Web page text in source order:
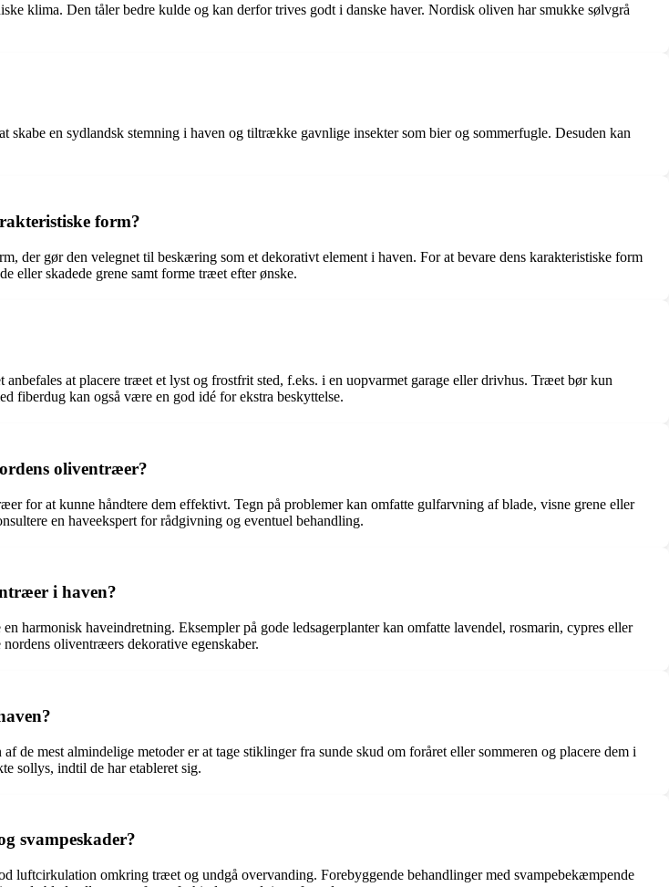
klima. Den tåler bedre kulde og kan derfor trives godt i danske haver. Nordisk oliven har smukke sølvgrå
en sydlandsk stemning i haven og tiltrække gavnlige insekter som bier og sommerfugle. Desuden kan
form?
der gør den velegnet til beskæring som et dekorativt element i haven. For at bevare dens karakteristiske form
eller skadede grene samt forme træet efter ønske.
at placere træet et lyst og frostfrit sted, f.eks. i en uopvarmet garage eller drivhus. Træet bør kun
fiberdug kan også være en god idé for ekstra beskyttelse.
oliventræer?
for at kunne håndtere dem effektivt. Tegn på problemer kan omfatte gulfarvning af blade, visne grene eller
en haveekspert for rådgivning og eventuel behandling.
i haven?
harmonisk haveindretning. Eksempler på gode ledsagerplanter kan omfatte lavendel, rosmarin, cypres eller
oliventræers dekorative egenskaber.
mest almindelige metoder er at tage stiklinger fra sunde skud om foråret eller sommeren og placere dem i
sollys, indtil de har etableret sig.
svampeskader?
luftcirkulation omkring træet og undgå overvanding. Forebyggende behandlinger med svampebekæmpende